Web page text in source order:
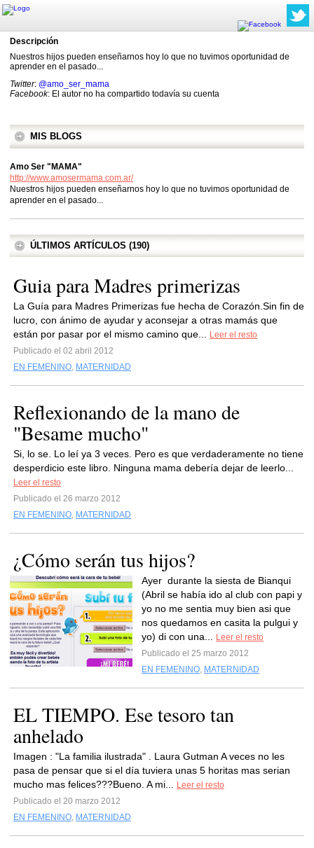
Descripción
Nuestros hijos pueden enseñarnos hoy lo que no tuvimos oportunidad de
aprender en el pasado...
Twitter: @amo_ser_mama
Facebook: El autor no ha compartido todavía su cuenta
MIS BLOGS
Amo Ser "MAMA"
http://www.amosermama.com.ar/
Nuestros hijos pueden enseñarnos hoy lo que no tuvimos oportunidad de
aprender en el pasado...
ÚLTIMOS ARTÍCULOS (190)
Guia para Madres primerizas
La Guía para Madres Primerizas fue hecha de Corazón.Sin fin de
lucro, con ánimo de ayudar y aconsejar a otras mamás que
están por pasar por el mismo camino que...
Leer el resto
Publicado el 02 abril 2012
EN FEMENINO, MATERNIDAD
Reflexionando de la mano de
"Besame mucho"
Si, lo se. Lo leí ya 3 veces. Pero es que verdaderamente no tiene
desperdicio este libro. Ninguna mama debería dejar de leerlo...
Leer el resto
Publicado el 26 marzo 2012
EN FEMENINO, MATERNIDAD
¿Cómo serán tus hijos?
Ayer durante la siesta de Bianqui
(Abril se había ido al club con papi y
yo no me sentia muy bien asi que
nos quedamos en casita la pulgui y
yo) di con una...
Leer el resto
Publicado el 25 marzo 2012
EN FEMENINO, MATERNIDAD
EL TIEMPO. Ese tesoro tan
anhelado
Imagen : "La familia ilustrada" . Laura Gutman A veces no les
pasa de pensar que si el día tuviera unas 5 horitas mas serian
mucho mas felices???Bueno. A mi...
Leer el resto
Publicado el 20 marzo 2012
EN FEMENINO, MATERNIDAD